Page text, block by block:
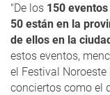
"De los 150 eventos
50 están en la
de ellos en la
estos eventos,
el Festival
conciertos como el